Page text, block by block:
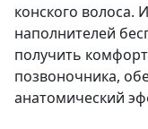
конского волоса.
наполнителей
получить
позвоночника,
анатомический